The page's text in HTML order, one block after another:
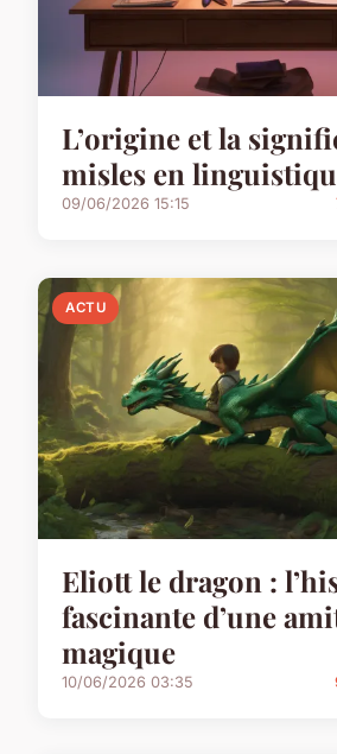
L’origine et la
misles en
09/06/2026 15:15
ACTU
Eliott le dragon :
fascinante d’une
magique
10/06/2026 03:35